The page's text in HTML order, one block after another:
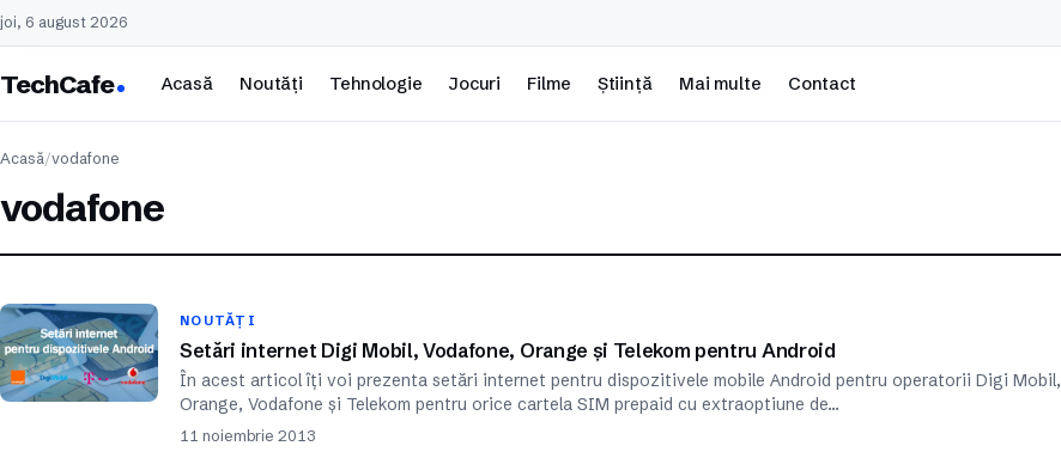
joi, 6 august 2026
TechCafe Acasă Noutăți Tehnologie Jocuri Filme Știință Mai multe Contact
Acasă/vodafone
vodafone
NOUTĂȚI
Setări internet Digi Mobil, Vodafone, Orange și Telekom pentru Android
În acest articol îți voi prezenta setări internet pentru dispozitivele mobile Android pentru operatorii Digi Mobil,
Orange, Vodafone și Telekom pentru orice cartela SIM prepaid cu extraoptiune de…
11 noiembrie 2013